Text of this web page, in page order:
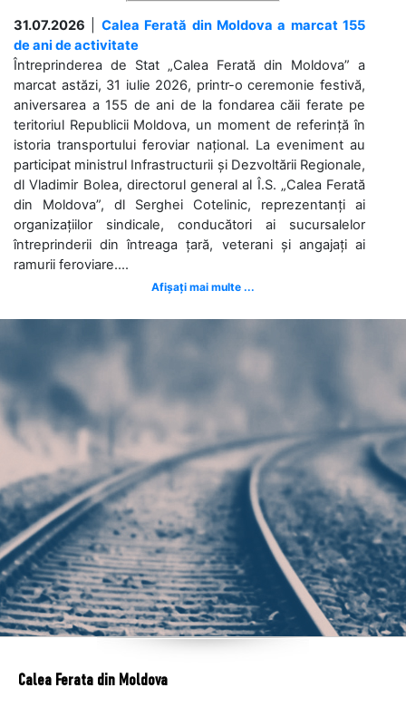
31.07.2026
Calea Ferată din Moldova a marcat 155
de ani de activitate
Întreprinderea de Stat „Calea Ferată din Moldova” a
marcat astăzi, 31 iulie 2026, printr-o ceremonie festivă,
aniversarea a 155 de ani de la fondarea căii ferate pe
teritoriul Republicii Moldova, un moment de referință în
istoria transportului feroviar național. La eveniment au
participat ministrul Infrastructurii și Dezvoltării Regionale,
dl Vladimir Bolea, directorul general al Î.S. „Calea Ferată
din Moldova”, dl Serghei Cotelinic, reprezentanți ai
organizațiilor sindicale, conducători ai sucursalelor
întreprinderii din întreaga țară, veterani și angajați ai
ramurii feroviare....
Afișați mai multe ...
Calea Ferata din Moldova